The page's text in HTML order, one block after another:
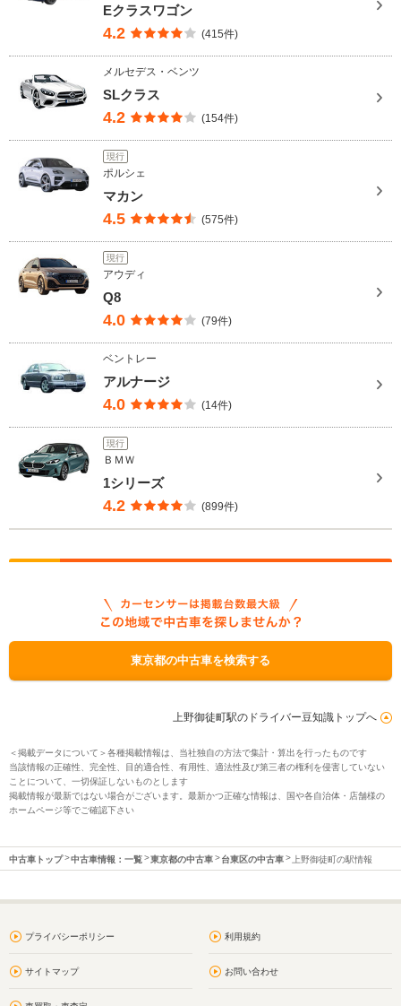
Eクラスワゴン
4.2 (415件)
メルセデス・ベンツ
SLクラス
4.2 (154件)
現行
ポルシェ
マカン
4.5 (575件)
現行
アウディ
Q8
4.0 (79件)
ベントレー
アルナージ
4.0 (14件)
現行
ＢＭＷ
1シリーズ
4.2 (899件)
東京都の中古車を検索する
上野御徒町駅のドライバー豆知識トップへ
＜掲載データについて＞各種掲載情報は、当社独自の方法で集計・算出を行ったものです
当該情報の正確性、完全性、目的適合性、有用性、適法性及び第三者の権利を侵害していない
ことについて、一切保証しないものとします
掲載情報が最新ではない場合がございます。最新かつ正確な情報は、国や各自治体・店舗様の
ホームページ等でご確認下さい
中古車トップ 中古車情報：一覧 東京都の中古車 台東区の中古車 上野御徒町の駅情報
プライバシーポリシー 利用規約
サイトマップ お問い合わせ